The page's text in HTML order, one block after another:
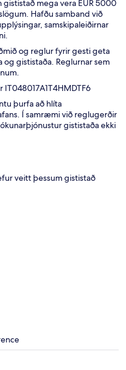
mega vera EUR 5000
Hafðu samband við
samskipaleiðirnar
og reglur fyrir gesti geta
og gististaða. Reglurnar sem
þurfa að hlíta
Í samræmi við reglugerðir
gististaða ekki
veitt þessum gististað